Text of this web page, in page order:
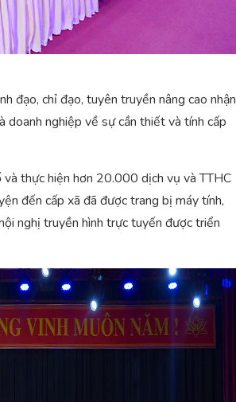
đạo, chỉ đạo, tuyên truyền nâng cao nhận
doanh nghiệp về sự cần thiết và tính cấp
thực hiện hơn 20.000 dịch vụ và TTHC
đến cấp xã đã được trang bị máy tính,
nghị truyền hình trực tuyến được triển